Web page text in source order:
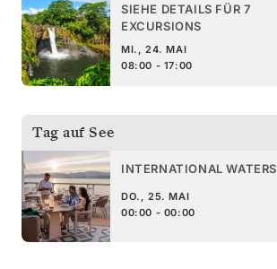
SIEHE DETAILS FÜR 7
EXCURSIONS
MI., 24. MAI
08:00 - 17:00
Tag auf See
INTERNATIONAL WATERS
DO., 25. MAI
00:00 - 00:00